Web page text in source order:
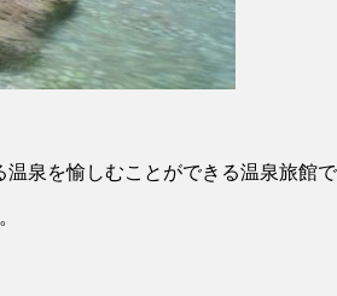
泉を愉しむことができる温泉旅館